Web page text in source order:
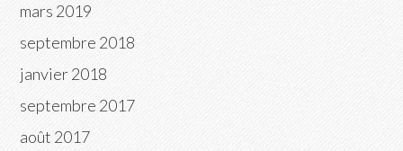
mars 2019
septembre 2018
janvier 2018
septembre 2017
août 2017